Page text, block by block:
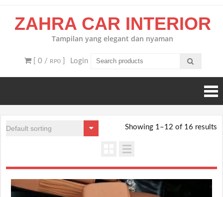
ZAHRA CAR INTERIOR
Tampilan yang elegant dan nyaman
[ 0 / RP0] Login
Showing 1–12 of 16 results